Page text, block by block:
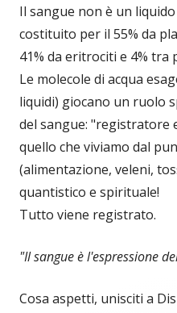
Il sangue non è un
costituito per il 55% da
41% da eritrociti e 4%
Le molecole di acqua
liquidi) giocano un ruolo
del sangue:
quello che viviamo dal
(alimentazione, veleni,
quantistico e spirituale!
Tutto viene registrato.
"Il sangue è l'espressione
Cosa aspetti, unisciti a